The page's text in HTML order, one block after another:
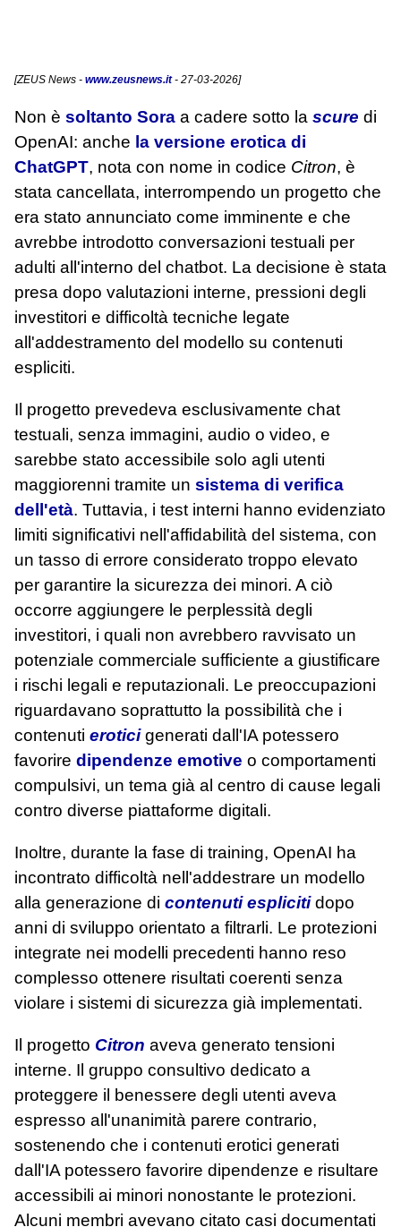
[ZEUS News - www.zeusnews.it- 27-03-2026]
Non è soltanto Sora a cadere sotto la scure di
OpenAI: anche la versione erotica di
ChatGPT, nota con nome in codice Citron, è
stata cancellata, interrompendo un progetto che
era stato annunciato come imminente e che
avrebbe introdotto conversazioni testuali per
adulti all'interno del chatbot. La decisione è stata
presa dopo valutazioni interne, pressioni degli
investitori e difficoltà tecniche legate
all'addestramento del modello su contenuti
espliciti.
Il progetto prevedeva esclusivamente chat
testuali, senza immagini, audio o video, e
sarebbe stato accessibile solo agli utenti
maggiorenni tramite un sistema di verifica
dell'età. Tuttavia, i test interni hanno evidenziato
limiti significativi nell'affidabilità del sistema, con
un tasso di errore considerato troppo elevato
per garantire la sicurezza dei minori. A ciò
occorre aggiungere le perplessità degli
investitori, i quali non avrebbero ravvisato un
potenziale commerciale sufficiente a giustificare
i rischi legali e reputazionali. Le preoccupazioni
riguardavano soprattutto la possibilità che i
contenuti eroticigenerati dall'IA potessero
favorire dipendenze emotive o comportamenti
compulsivi, un tema già al centro di cause legali
contro diverse piattaforme digitali.
Inoltre, durante la fase di training, OpenAI ha
incontrato difficoltà nell'addestrare un modello
alla generazione di contenuti esplicitidopo
anni di sviluppo orientato a filtrarli. Le protezioni
integrate nei modelli precedenti hanno reso
complesso ottenere risultati coerenti senza
violare i sistemi di sicurezza già implementati.
Il progetto Citron aveva generato tensioni
interne. Il gruppo consultivo dedicato a
proteggere il benessere degli utenti aveva
espresso all'unanimità parere contrario,
sostenendo che i contenuti erotici generati
dall'IA potessero favorire dipendenze e risultare
accessibili ai minori nonostante le protezioni.
Alcuni membri avevano citato casi documentati